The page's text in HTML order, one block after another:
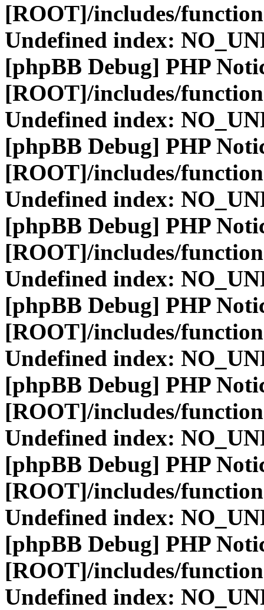
[ROOT]/includes/
Undefined index:
[phpBB Debug] PHP
[ROOT]/includes/
Undefined index:
[phpBB Debug] PHP
[ROOT]/includes/
Undefined index:
[phpBB Debug] PHP
[ROOT]/includes/
Undefined index:
[phpBB Debug] PHP
[ROOT]/includes/
Undefined index:
[phpBB Debug] PHP
[ROOT]/includes/
Undefined index:
[phpBB Debug] PHP
[ROOT]/includes/
Undefined index:
[phpBB Debug] PHP
[ROOT]/includes/
Undefined index: